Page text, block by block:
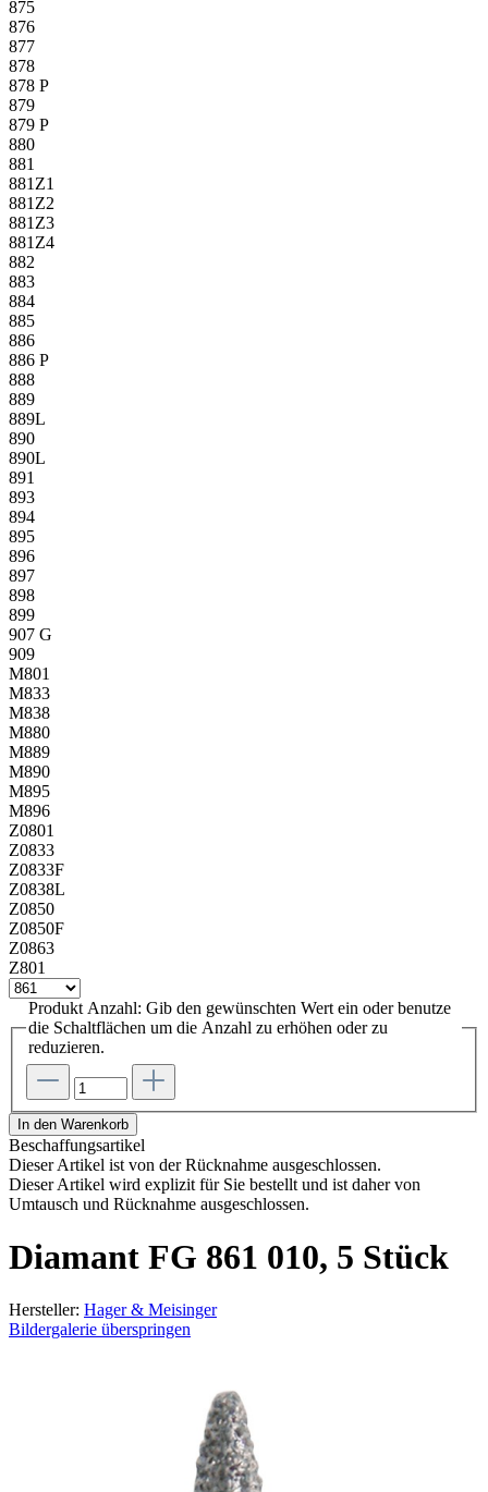
875
876
877
878
878 P
879
879 P
880
881
881Z1
881Z2
881Z3
881Z4
882
883
884
885
886
886 P
888
889
889L
890
890L
891
893
894
895
896
897
898
899
907 G
909
M801
M833
M838
M880
M889
M890
M895
M896
Z0801
Z0833
Z0833F
Z0838L
Z0850
Z0850F
Z0863
Z801
Produkt Anzahl: Gib den gewünschten Wert ein oder benutze
die Schaltflächen um die Anzahl zu erhöhen oder zu
reduzieren.
In den Warenkorb
Beschaffungsartikel
Dieser Artikel ist von der Rücknahme ausgeschlossen.
Dieser Artikel wird explizit für Sie bestellt und ist daher von
Umtausch und Rücknahme ausgeschlossen.
Diamant FG 861 010, 5 Stück
Hersteller: Hager & Meisinger
Bildergalerie überspringen